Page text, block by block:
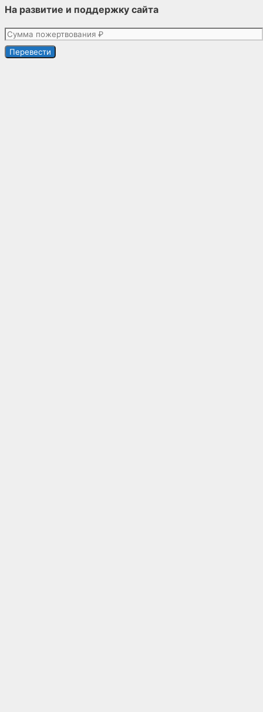
На развитие и поддержку сайта